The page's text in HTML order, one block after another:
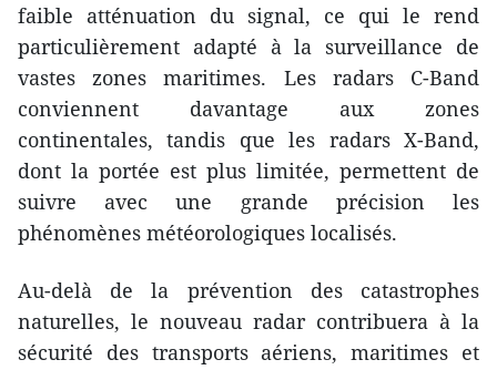
faible atténuation du signal, ce qui le rend
particulièrement adapté à la surveillance de
vastes zones maritimes. Les radars C-Band
conviennent davantage aux zones
continentales, tandis que les radars X-Band,
dont la portée est plus limitée, permettent de
suivre avec une grande précision les
phénomènes météorologiques localisés.
Au-delà de la prévention des catastrophes
naturelles, le nouveau radar contribuera à la
sécurité des transports aériens, maritimes et